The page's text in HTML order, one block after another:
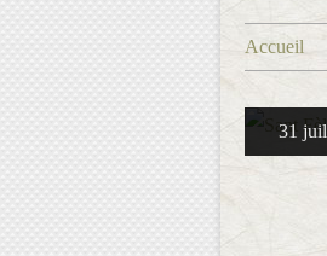
Accueil
31